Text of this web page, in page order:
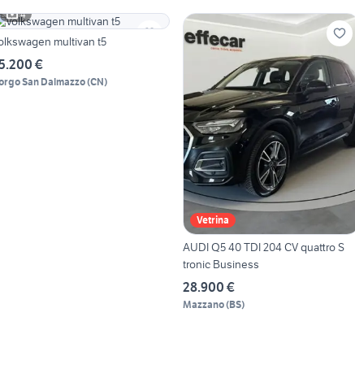
4
multivan t5
€
San Dalmazzo(CN)
Vetrina
AUDI Q5 40 TDI 204 CV quattro S
tronic Business
28.900 €
Mazzano(BS)